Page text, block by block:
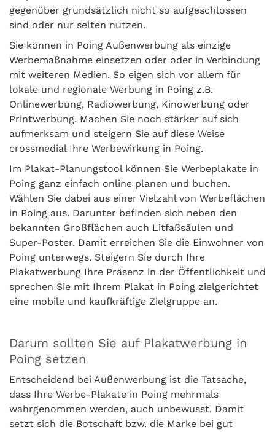
gegenüber grundsätzlich nicht so aufgeschlossen
sind oder nur selten nutzen.
Sie können in Poing Außenwerbung als einzige
Werbemaßnahme einsetzen oder oder in Verbindung
mit weiteren Medien. So eigen sich vor allem für
lokale und regionale Werbung in Poing z.B.
Onlinewerbung, Radiowerbung, Kinowerbung oder
Printwerbung. Machen Sie noch stärker auf sich
aufmerksam und steigern Sie auf diese Weise
crossmedial Ihre Werbewirkung in Poing.
Im Plakat-Planungstool können Sie Werbeplakate in
Poing ganz einfach online planen und buchen.
Wählen Sie dabei aus einer Vielzahl von Werbeflächen
in Poing aus. Darunter befinden sich neben den
bekannten Großflächen auch Litfaßsäulen und
Super-Poster. Damit erreichen Sie die Einwohner von
Poing unterwegs. Steigern Sie durch Ihre
Plakatwerbung Ihre Präsenz in der Öffentlichkeit und
sprechen Sie mit Ihrem Plakat in Poing zielgerichtet
eine mobile und kaufkräftige Zielgruppe an.
Darum sollten Sie auf Plakatwerbung in
Poing setzen
Entscheidend bei Außenwerbung ist die Tatsache,
dass Ihre Werbe-Plakate in Poing mehrmals
wahrgenommen werden, auch unbewusst. Damit
setzt sich die Botschaft bzw. die Marke bei gut